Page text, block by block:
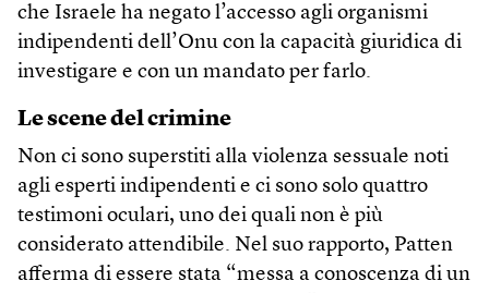
che Israele ha negato l’accesso agli organismi
indipendenti dell’Onu con la capacità giuridica di
investigare e con un mandato per farlo.
Le scene del crimine
Non ci sono superstiti alla violenza sessuale noti
agli esperti indipendenti e ci sono solo quattro
testimoni oculari, uno dei quali non è più
considerato attendibile. Nel suo rapporto, Patten
afferma di essere stata “messa a conoscenza di un